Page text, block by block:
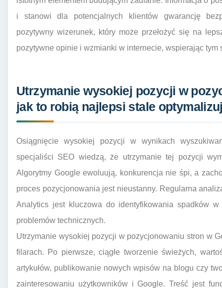
i stanowi dla potencjalnych klientów gwarancję
pozytywny wizerunek, który może przełożyć się na
pozytywne opinie i wzmianki w internecie, wspierając tym
Utrzymanie wysokiej pozycji w
jak to robią najlepsi stale
Osiągnięcie wysokiej pozycji w wynikach
specjaliści SEO wiedzą, że utrzymanie tej pozycji
Algorytmy Google ewoluują, konkurencja nie śpi, a
proces pozycjonowania jest nieustanny. Regularna
Analytics jest kluczowa do identyfikowania spadków
problemów technicznych.
Utrzymanie wysokiej pozycji w pozycjonowaniu stron w
filarach. Po pierwsze, ciągłe tworzenie świeżych,
artykułów, publikowanie nowych wpisów na blogu czy
zainteresowaniu użytkowników i Google. Treść jest